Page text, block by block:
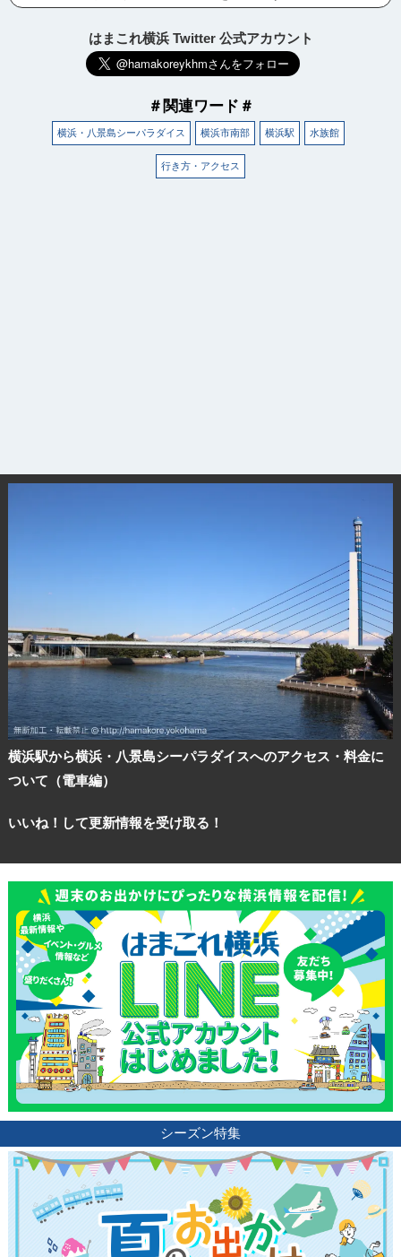
はまこれ横浜 Twitter 公式アカウント
＃関連ワード＃
横浜・八景島シーパラダイス 横浜市南部 横浜駅 水族館
行き方・アクセス
横浜駅から横浜・八景島シーパラダイスへのアクセス・料金に
ついて（電車編）
いいね！して更新情報を受け取る！
シーズン特集